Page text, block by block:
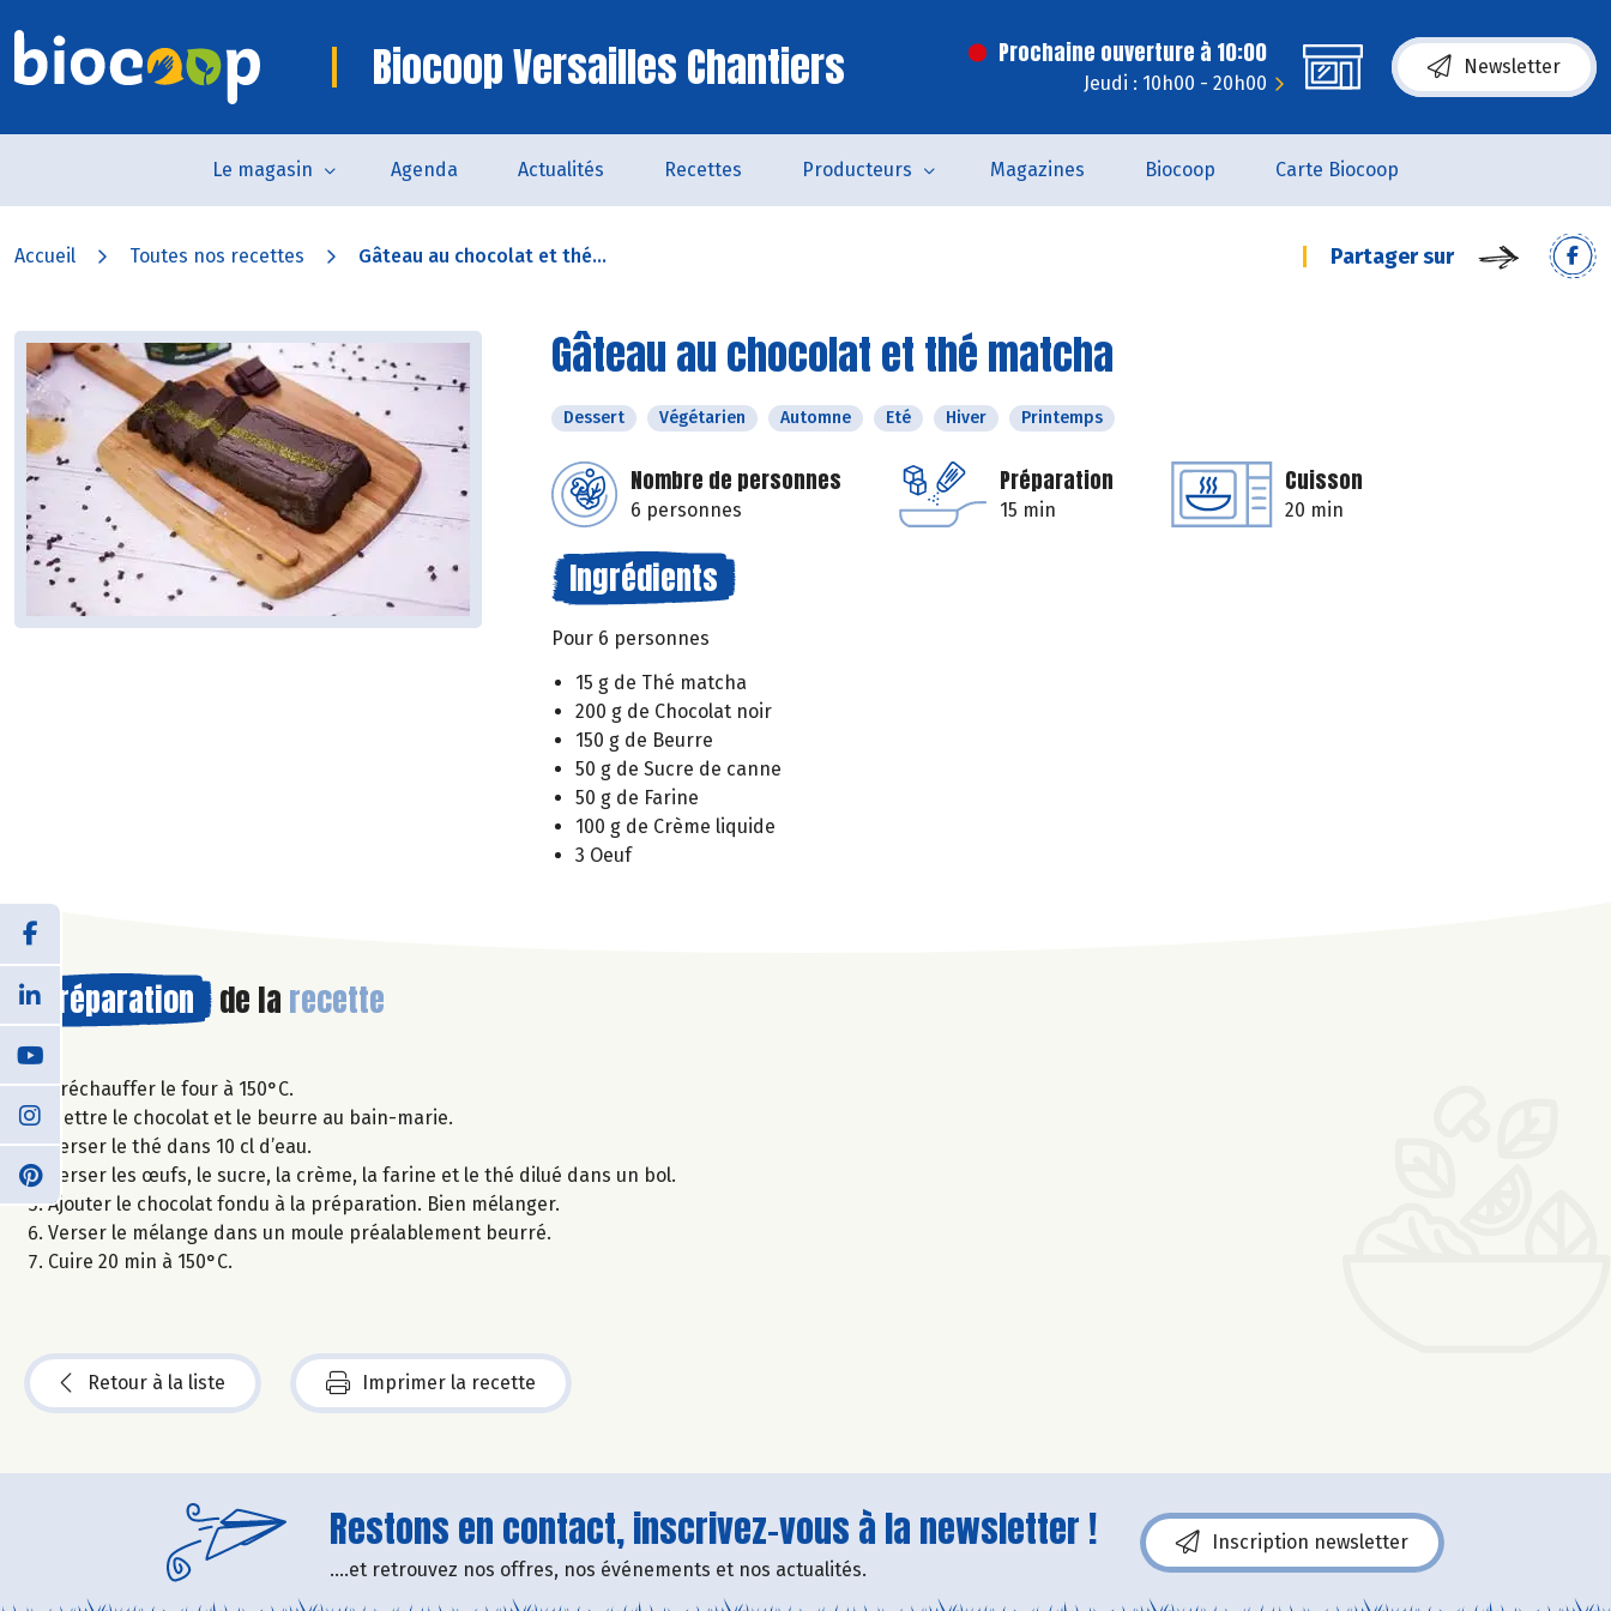
Biocoop Versailles Chantiers Prochaine ouverture à 10:00
Jeudi : 10h00 - 20h00
Newsletter
Le magasin Agenda Actualités Recettes Producteurs Magazines Biocoop Carte Biocoop
Accueil Toutes nos recettes Gâteau au chocolat et thé... Partager sur
Gâteau au chocolat et thé matcha
Dessert Végétarien Automne Eté Hiver Printemps
Nombre de personnes
6 personnes
Préparation
15 min
Cuisson
20 min
Ingrédients
Pour 6 personnes
15 g de Thé matcha
200 g de Chocolat noir
150 g de Beurre
50 g de Sucre de canne
50 g de Farine
100 g de Crème liquide
3 Oeuf
Préparation de la recette
Préchauffer le four à 150°C.
Mettre le chocolat et le beurre au bain-marie.
Verser le thé dans 10 cl d’eau.
Verser les œufs, le sucre, la crème, la farine et le thé dilué dans un bol.
Ajouter le chocolat fondu à la préparation. Bien mélanger.
Verser le mélange dans un moule préalablement beurré.
Cuire 20 min à 150°C.
Retour à la liste Imprimer la recette
Restons en contact, inscrivez-vous à la newsletter !
....et retrouvez nos offres, nos événements et nos actualités.
Inscription newsletter